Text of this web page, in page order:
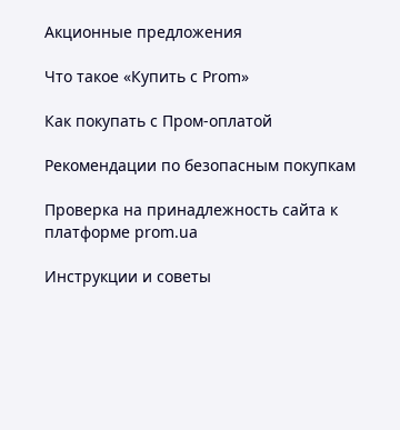
Акционные предложения
Что такое «Купить с Prom»
Как покупать с Пром-оплатой
Рекомендации по безопасным покупкам
Проверка на принадлежность сайта к
платформе prom.ua
Инструкции и советы